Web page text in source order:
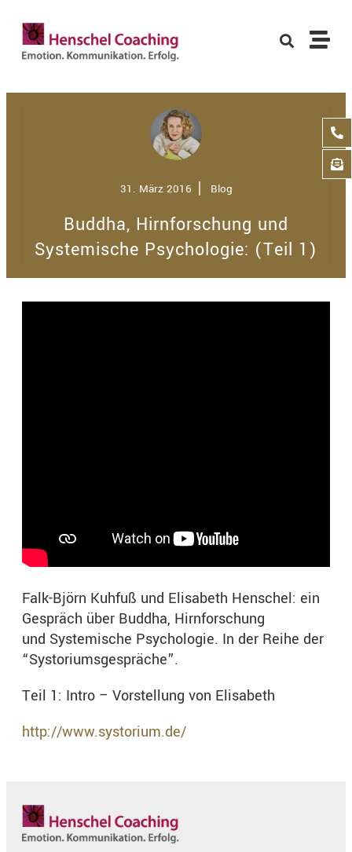
31. März 2016 Blog
Buddha, Hirnforschung und
Systemische Psychologie: (Teil 1)
Falk-Björn Kuhfuß und Elisabeth Henschel: ein
Gespräch über Buddha, Hirnforschung
und Systemische Psychologie. In der Reihe der
“Systoriumsgespräche”.
Teil 1: Intro – Vorstellung von Elisabeth
http://www.systorium.de/